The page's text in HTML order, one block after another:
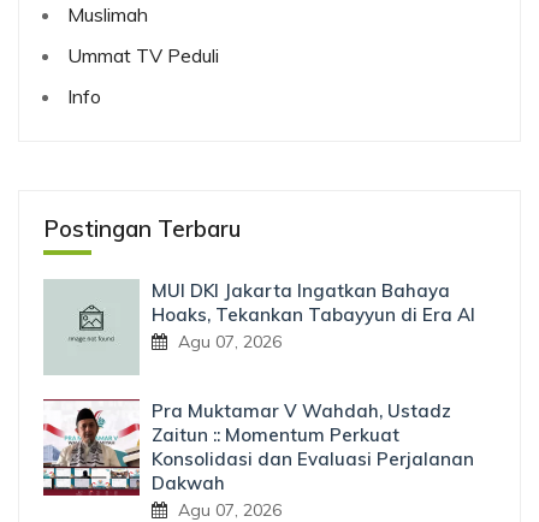
Muslimah
Ummat TV Peduli
Info
Postingan Terbaru
MUI DKI Jakarta Ingatkan Bahaya
Hoaks, Tekankan Tabayyun di Era AI
Agu 07, 2026
Pra Muktamar V Wahdah, Ustadz
Zaitun :: Momentum Perkuat
Konsolidasi dan Evaluasi Perjalanan
Dakwah
Agu 07, 2026